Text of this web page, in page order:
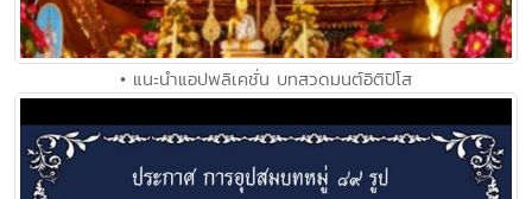
• แนะนำแอปพลิเคชั่น บทสวดมนต์อิติปิโส